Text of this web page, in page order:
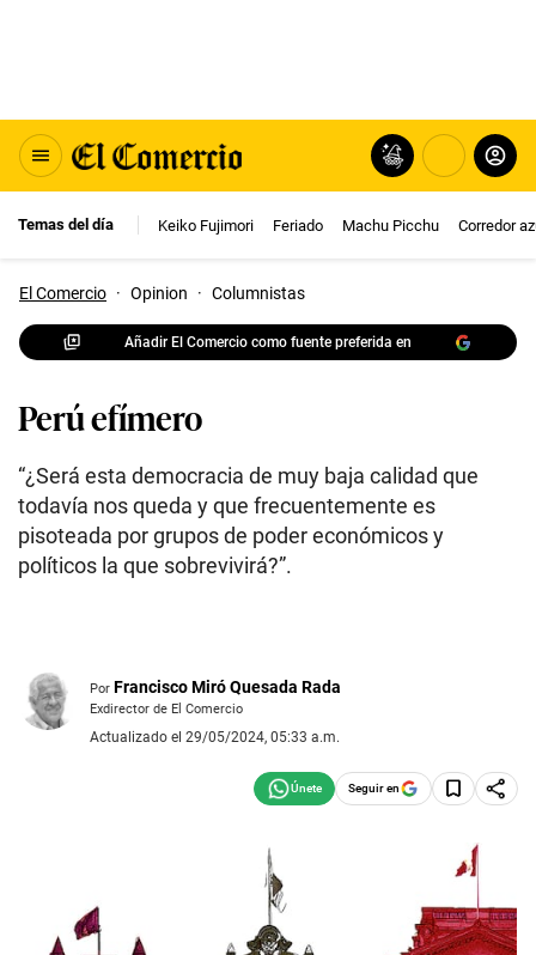
Temas del día Keiko Fujimori Feriado Machu Picchu Corredor
El Comercio · Opinion · Columnistas
Añadir El Comercio como fuente preferida en
Perú efímero
“¿Será esta democracia de muy baja calidad que
todavía nos queda y que frecuentemente es
pisoteada por grupos de poder económicos y
políticos la que sobrevivirá?”.
Por Francisco Miró Quesada Rada
Exdirector de El Comercio
Actualizado el 29/05/2024, 05:33 a.m.
Seguir en